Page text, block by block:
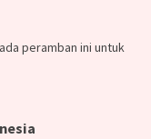
peramban ini untuk